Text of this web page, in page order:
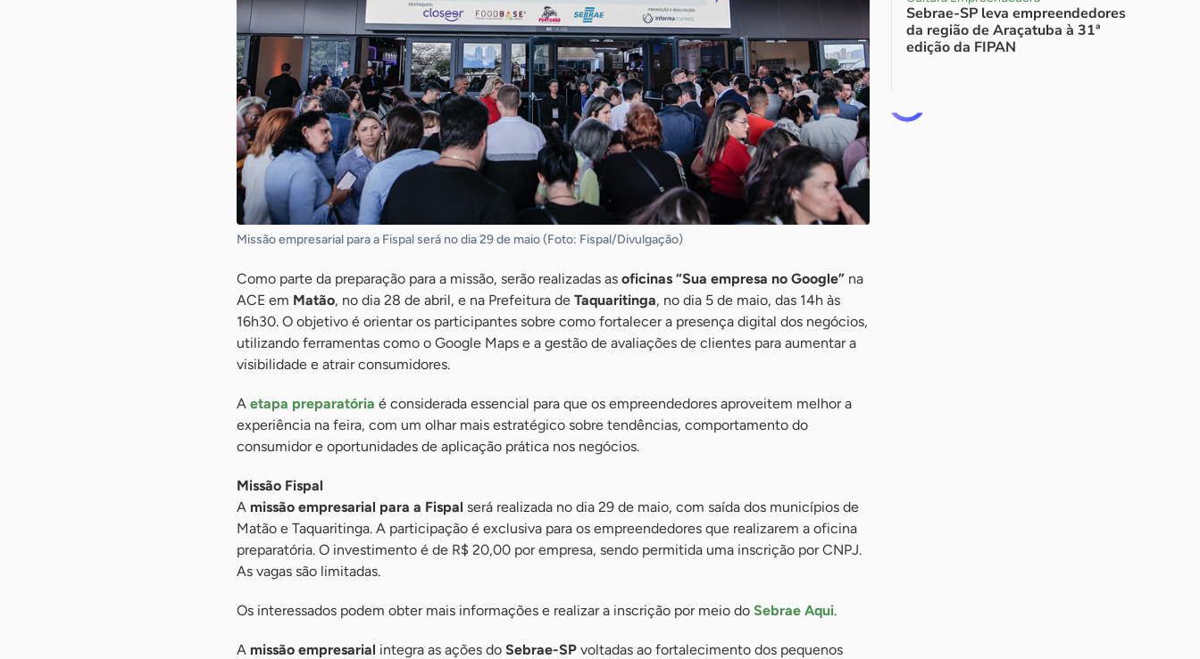
Missão empresarial para a Fispal será no dia 29 de maio (Foto: Fispal/Divulgação)
Como parte da preparação para a missão, serão realizadas as oficinas “Sua empresa no Google” na
ACE em Matão, no dia 28 de abril, e na Prefeitura de Taquaritinga, no dia 5 de maio, das 14h às
16h30. O objetivo é orientar os participantes sobre como fortalecer a presença digital dos negócios,
utilizando ferramentas como o Google Maps e a gestão de avaliações de clientes para aumentar a
visibilidade e atrair consumidores.
A etapa preparatória é considerada essencial para que os empreendedores aproveitem melhor a
experiência na feira, com um olhar mais estratégico sobre tendências, comportamento do
consumidor e oportunidades de aplicação prática nos negócios.
Missão Fispal
A missão empresarial para a Fispal será realizada no dia 29 de maio, com saída dos municípios de
Matão e Taquaritinga. A participação é exclusiva para os empreendedores que realizarem a oficina
preparatória. O investimento é de R$ 20,00 por empresa, sendo permitida uma inscrição por CNPJ.
As vagas são limitadas.
Os interessados podem obter mais informações e realizar a inscrição por meio do Sebrae Aqui.
A missão empresarial integra as ações do Sebrae-SP voltadas ao fortalecimento dos pequenos
Sebrae-SP leva empreendedores
da região de Araçatuba à 31ª
edição da FIPAN